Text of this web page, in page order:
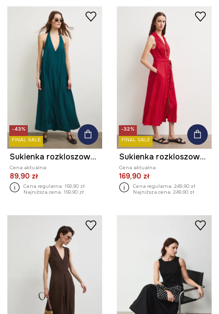
-43%
FINAL SALE
Sukienka rozkloszowana z wiskozą
Cena aktualna:
89,90 zł
Cena regularna: 159,90 zł
Najniższa cena: 159,90 zł
-32%
FINAL SALE
Sukienka rozkloszowana lniana gładka
Cena aktualna:
169,90 zł
Cena regularna: 249,90 zł
Najniższa cena: 249,90 zł